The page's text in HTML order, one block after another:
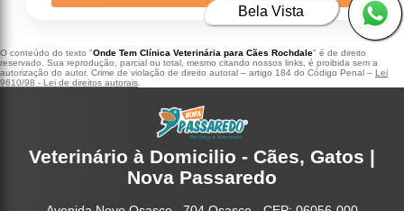
O conteúdo do texto "Onde Tem Clínica Veterinária para Cães Rochdale" é de direito
reservado. Sua reprodução, parcial ou total, mesmo citando nossos links, é proibida sem a
autorização do autor. Crime de violação de direito autoral – artigo 184 do Código Penal – Lei
9610/98 - Lei de direitos autorais
Veterinário à Domicilio - Cães, Gatos |
Nova Passaredo
Bela Vista